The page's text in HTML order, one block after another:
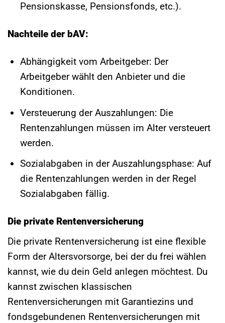
Pensionskasse, Pensionsfonds, etc.).
Nachteile der bAV:
Abhängigkeit vom Arbeitgeber: Der
Arbeitgeber wählt den Anbieter und die
Konditionen.
Versteuerung der Auszahlungen: Die
Rentenzahlungen müssen im Alter versteuert
werden.
Sozialabgaben in der Auszahlungsphase: Auf
die Rentenzahlungen werden in der Regel
Sozialabgaben fällig.
Die private Rentenversicherung
Die private Rentenversicherung ist eine flexible
Form der Altersvorsorge, bei der du frei wählen
kannst, wie du dein Geld anlegen möchtest. Du
kannst zwischen klassischen
Rentenversicherungen mit Garantiezins und
fondsgebundenen Rentenversicherungen mit